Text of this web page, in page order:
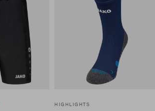
HIGHLIGHTS